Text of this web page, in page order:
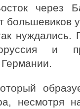
через
большевиков
нуждались.
и
несмотря